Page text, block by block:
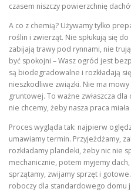
czasem niszczy powierzchnię
A co z chemią? Używamy tylko
roślin i zwierząt. Nie spłukują się
zabijają trawy pod rynnami, nie
być spokojni – Wasz ogród jest
są biodegradowalne i rozkładają
nieszkodliwe związki. Nie ma
gruntowej. To ważne zwłaszcza
nie chcemy, żeby nasza praca
Proces wygląda tak: najpierw
umawiamy termin. Przyjeżdżamy,
rozkładamy plandeki, żeby nic nie
mechanicznie, potem myjemy
sprzątamy, zwijamy sprzęt i
roboczy dla standardowego domu